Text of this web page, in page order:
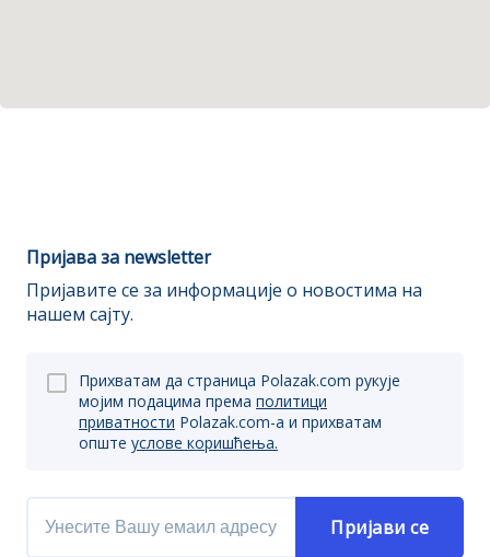
Пријава за newsletter
Пријавите се за информације о новостима на
нашем сајту.
Прихватам да страница Polazak.com рукује
мојим подацима према политици
приватности Polazak.com-a и прихватам
опште услове коришћења.
Пријави се